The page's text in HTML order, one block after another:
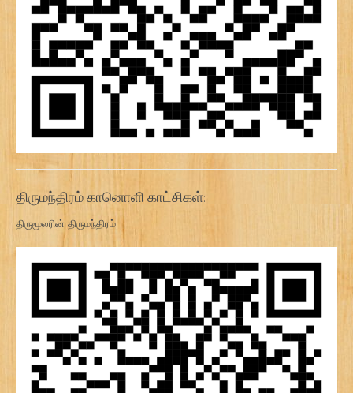
திருமந்திரம் கானொளி காட்சிகள்:
திருமூலரின் திருமந்திரம்